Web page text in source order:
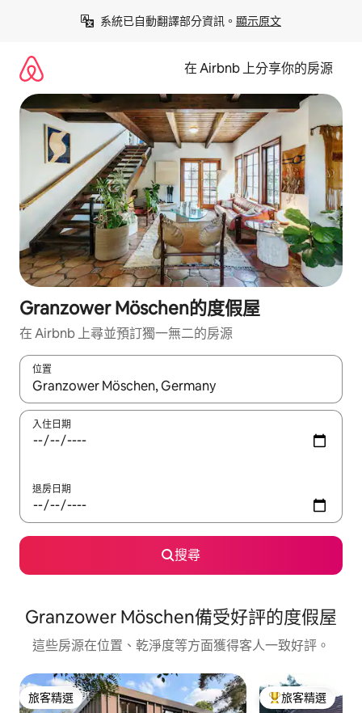
系統已自動翻譯部分資訊。 顯示原文
在 Airbnb 上分享你的房源
Granzower Möschen的度假屋
在 Airbnb 上尋並預訂獨一無二的房源
位置
如有搜尋結果，瀏覽內容時請使用上下箭頭，或輕點、滑動裝置。
入住日期
退房日期
搜尋
Granzower Möschen備受好評的度假屋
這些房源在位置、乾淨度等方面獲得客人一致好評。
旅客精選
旅客精選 旅客精選榜首
旅客精選